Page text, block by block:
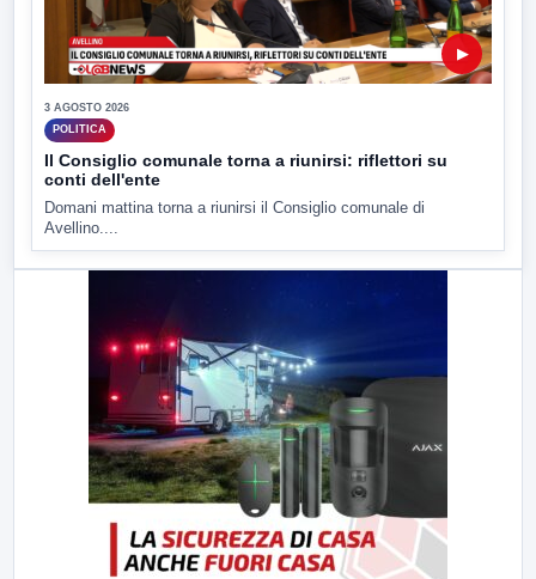
▶
3 AGOSTO 2026
POLITICA
Il Consiglio comunale torna a riunirsi: riflettori su
conti dell'ente
Domani mattina torna a riunirsi il Consiglio comunale di
Avellino....